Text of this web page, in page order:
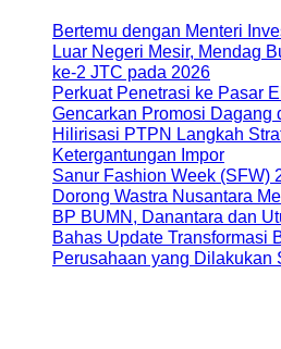
Bertemu dengan Menteri
Luar Negeri Mesir, Mendag
ke-2 JTC pada 2026
Perkuat Penetrasi ke Pasar
Gencarkan Promosi Dagang
Hilirisasi PTPN Langkah
Ketergantungan Impor
Sanur Fashion Week (SFW)
Dorong Wastra Nusantara
BP BUMN, Danantara dan
Bahas Update Transformasi
Perusahaan yang Dilakukan